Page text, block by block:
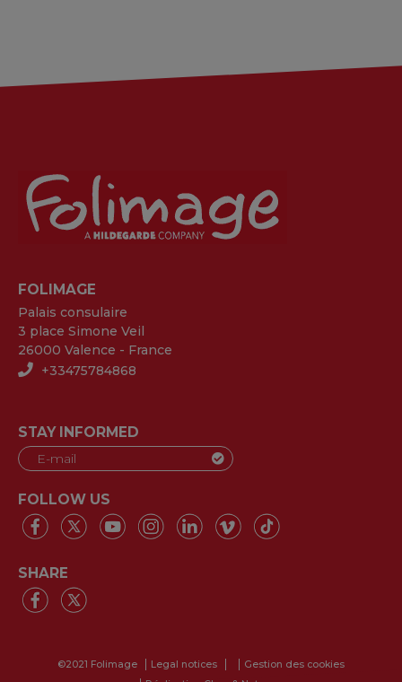
FOLIMAGE
Palais consulaire
3 place Simone Veil
26000 Valence - France
+33475784868
STAY INFORMED
FOLLOW US
SHARE
©2021 Folimage Legal notices
Gestion des cookies